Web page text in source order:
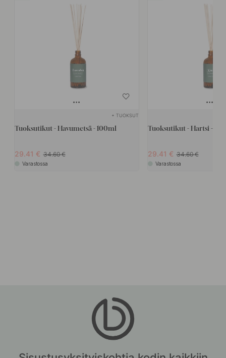
+ TUOKSUT
Tuoksutikut - Havumetsä - 100ml
29.41 34.60
Varastossa
Tuoksutikut - Hartsi -
29.41 34.60
Varastossa